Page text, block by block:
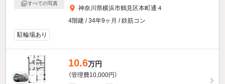
すべての写真
神奈川県横浜市鶴見区本町通４
4階建 / 34年9ヶ月 / 鉄筋コン
駐輪場あり
10.6万円
（管理費10,000円）